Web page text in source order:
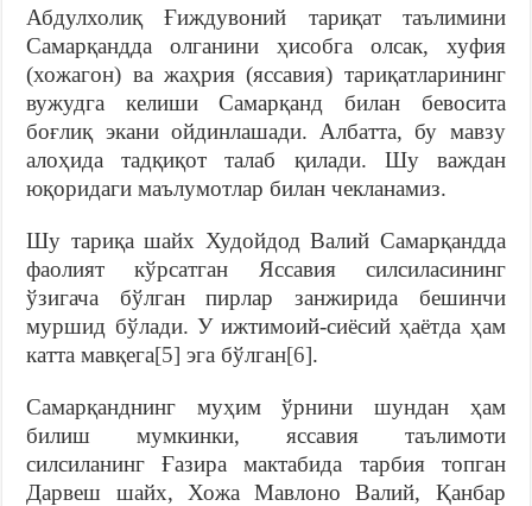
Абдулхолиқ Ғиждувоний тариқат таълимини
Самарқандда олганини ҳисобга олсак, хуфия
(хожагон) ва жаҳрия (яссавия) тариқатларининг
вужудга келиши Самарқанд билан бевосита
боғлиқ экани ойдинлашади. Албатта, бу мавзу
алоҳида тадқиқот талаб қилади. Шу важдан
юқоридаги маълумотлар билан чекланамиз.
Шу тариқа шайх Худойдод Валий Самарқандда
фаолият кўрсатган Яссавия силсиласининг
ўзигача бўлган пирлар занжирида бешинчи
муршид бўлади. У ижтимоий-сиёсий ҳаётда ҳам
катта мавқега[5] эга бўлган[6].
Самарқанднинг муҳим ўрнини шундан ҳам
билиш мумкинки, яссавия таълимоти
силсиланинг Ғазира мактабида тарбия топган
Дарвеш шайх, Хожа Мавлоно Валий, Қанбар